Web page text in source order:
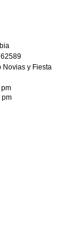
Novias y Fiesta
pm